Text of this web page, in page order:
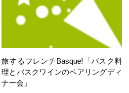
旅するフレンチBasque!「バスク料
理とバスクワインのペアリングディ
ナー会」